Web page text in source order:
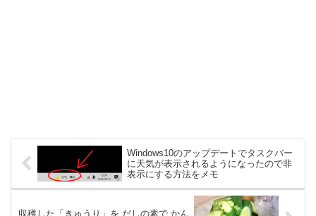
Windows10のアップデートでタスクバー
に天気が表示されるようになったので非
表示にする方法をメモ
収穫した「きゅうり」を だしの素で かん